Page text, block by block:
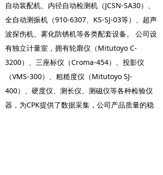
自动装配机、内径自动检测机（JCSN-SA30）、
全自动测振机（910-6307、KS-SJ-03等）、超声
波探伤机、雾化防锈机等各类配套设备。 公司设
有独立计量室，拥有轮廓仪（Mitutoyo C-
3200）、三座标仪（Croma-454）、投影仪
（VMS-300）、粗糙度仪（Mitutoyo SJ-
400）、硬度仪、测长仪、测磁仪等各种检验仪
器，为CPK提供了数据采集，公司产品质量的稳